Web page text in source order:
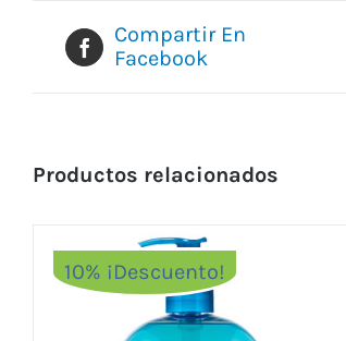
Compartir En
Facebook
Productos relacionados
10% ¡Descuento!